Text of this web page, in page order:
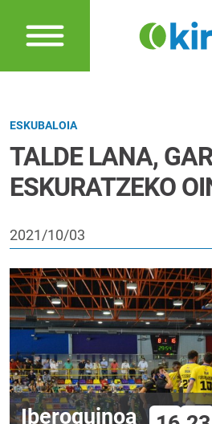
ESKUBALOIA
TALDE LANA,
ESKURATZEKO
2021/10/03
Iberoquinoa